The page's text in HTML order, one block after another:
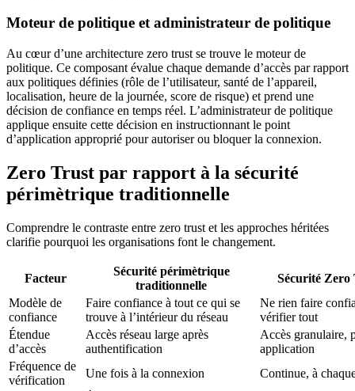
Moteur de politique et administrateur de politique
Au cœur d’une architecture zero trust se trouve le moteur de
politique. Ce composant évalue chaque demande d’accès par rapport
aux politiques définies (rôle de l’utilisateur, santé de l’appareil,
localisation, heure de la journée, score de risque) et prend une
décision de confiance en temps réel. L’administrateur de politique
applique ensuite cette décision en instructionnant le point
d’application approprié pour autoriser ou bloquer la connexion.
Zero Trust par rapport à la sécurité
périmètrique traditionnelle
Comprendre le contraste entre zero trust et les approches héritées
clarifie pourquoi les organisations font le changement.
Facteur
Sécurité périmètrique
traditionnelle
Sécurité Zero
Modèle de
confiance
Faire confiance à tout ce qui se
trouve à l’intérieur du réseau
Ne rien faire
vérifier tout
Étendue
d’accès
Accès réseau large après
authentification
Accès granulaire,
application
Fréquence de
vérification
Une fois à la connexion
Continue, à